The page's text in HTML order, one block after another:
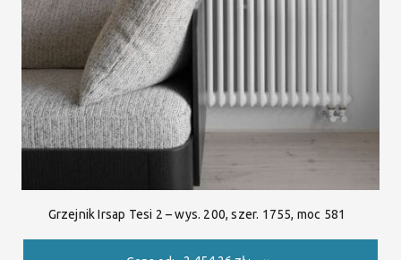
Grzejnik Irsap Tesi 2 – wys. 200, szer. 1755, moc 581